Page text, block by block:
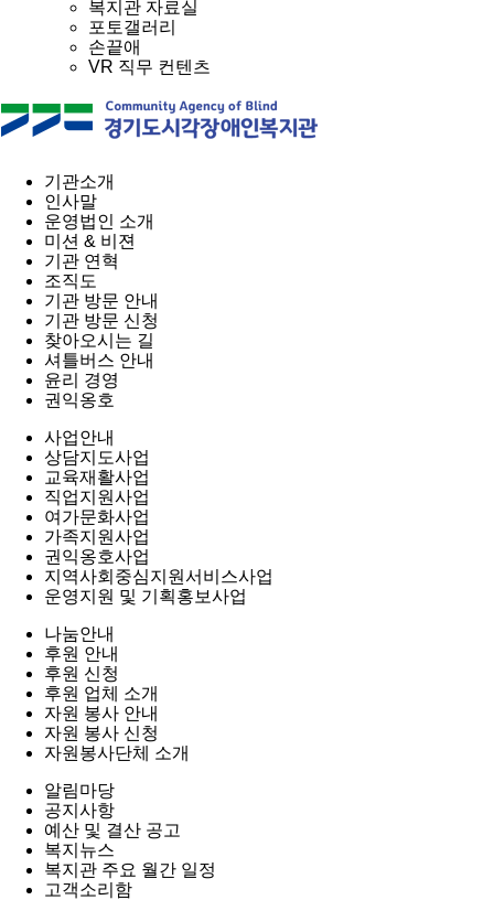
복지관 자료실
포토갤러리
손끝애
VR 직무 컨텐츠
기관소개
인사말
운영법인 소개
미션 & 비젼
기관 연혁
조직도
기관 방문 안내
기관 방문 신청
찾아오시는 길
셔틀버스 안내
윤리 경영
권익옹호
사업안내
상담지도사업
교육재활사업
직업지원사업
여가문화사업
가족지원사업
권익옹호사업
지역사회중심지원서비스사업
운영지원 및 기획홍보사업
나눔안내
후원 안내
후원 신청
후원 업체 소개
자원 봉사 안내
자원 봉사 신청
자원봉사단체 소개
알림마당
공지사항
예산 및 결산 공고
복지뉴스
복지관 주요 월간 일정
고객소리함